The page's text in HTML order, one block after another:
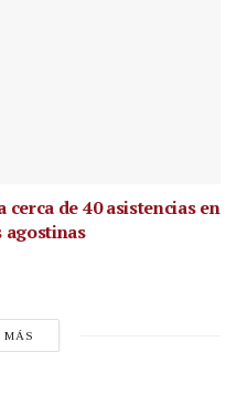
de 40 asistencias en
agostinas
MÁS